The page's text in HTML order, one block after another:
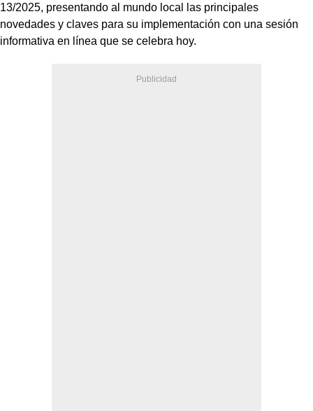
13/2025, presentando al mundo local las principales
novedades y claves para su implementación con una sesión
informativa en línea que se celebra hoy.